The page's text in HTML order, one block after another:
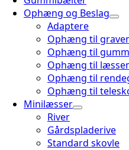
Ophæng og Beslag
Adaptere
Ophæng til
Ophæng til
Ophæng til
Ophæng til
Ophæng til
Minilæsser
River
Gårdspladerive
Standard skovle